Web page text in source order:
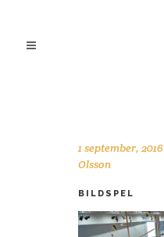
1 september, 2016
Olsson
BILDSPEL